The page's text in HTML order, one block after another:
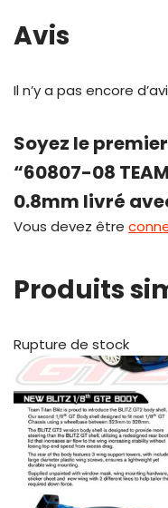
Avis
Il n’y a pas encore
Soyez le
“60807-08
0.8mm livré
Vous devez être
Produits
Rupture de stock